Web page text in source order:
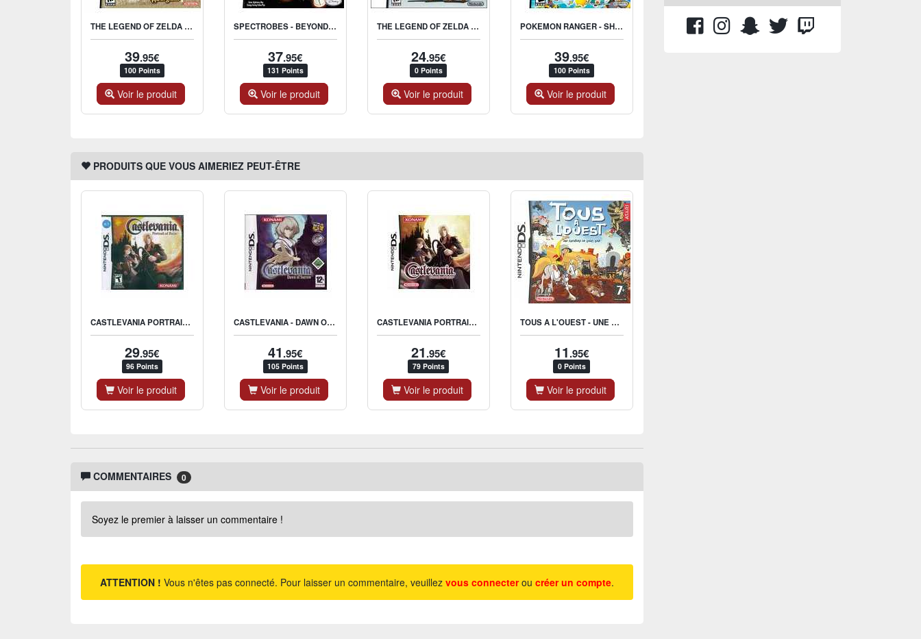
THE LEGEND OF ZELDA : PHANTOM HOURGLASS
39.95€
100 Points
Voir le produit
SPECTROBES - BEYOND THE PORTAL
37.95€
131 Points
Voir le produit
THE LEGEND OF ZELDA : SPIRIT TRACKS
24.95€
0 Points
Voir le produit
POKEMON RANGER - SHADOWS OF ALMIA
39.95€
100 Points
Voir le produit
PRODUITS QUE VOUS AIMERIEZ PEUT-ÊTRE
CASTLEVANIA PORTRAIT OF RUIN
29.95€
96 Points
Voir le produit
CASTLEVANIA - DAWN OF SORROW
41.95€
105 Points
Voir le produit
CASTLEVANIA PORTRAIT OF RUIN
21.95€
79 Points
Voir le produit
TOUS A L'OUEST - UNE AVENTURE DE LUCKY LUKE
11.95€
0 Points
Voir le produit
COMMENTAIRES 0
Soyez le premier à laisser un commentaire !
ATTENTION ! Vous n'êtes pas connecté. Pour laisser un commentaire, veuillez vous connecterou créer un compte.